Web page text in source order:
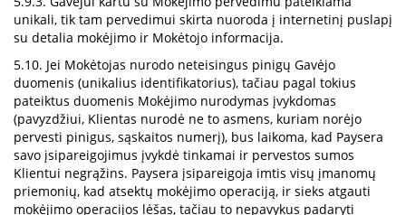
unikali, tik tam pervedimui skirta nuoroda į internetinį puslapį
su detalia mokėjimo ir Mokėtojo informacija.
5.10. Jei Mokėtojas nurodo neteisingus pinigų Gavėjo
duomenis (unikalius identifikatorius), tačiau pagal tokius
pateiktus duomenis Mokėjimo nurodymas įvykdomas
(pavyzdžiui, Klientas nurodė ne to asmens, kuriam norėjo
pervesti pinigus, sąskaitos numerį), bus laikoma, kad Paysera
savo įsipareigojimus įvykdė tinkamai ir pervestos sumos
Klientui negrąžins. Paysera įsipareigoja imtis visų įmanomų
priemonių, kad atsektų mokėjimo operaciją, ir sieks atgauti
mokėjimo operacijos lėšas, tačiau to nepavykus padaryti